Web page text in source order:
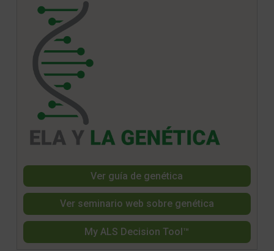
Ver guía de genética
Ver seminario web sobre genética
My ALS Decision Tool™